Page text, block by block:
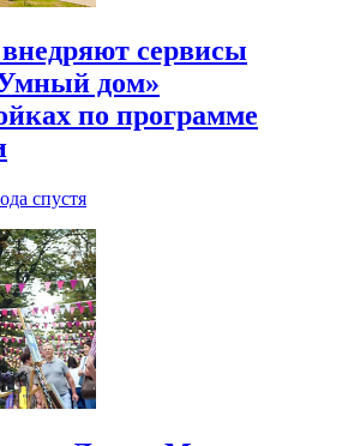
сервисы
дом»
по программе
спустя